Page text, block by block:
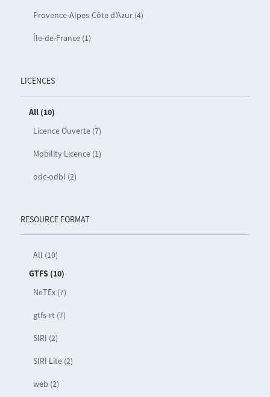
Provence-Alpes-Côte d’Azur (4)
Île-de-France (1)
LICENCES
All (10)
Licence Ouverte (7)
Mobility Licence (1)
odc-odbl (2)
RESOURCE FORMAT
All (10)
GTFS (10)
NeTEx (7)
gtfs-rt (7)
SIRI (2)
SIRI Lite (2)
web (2)